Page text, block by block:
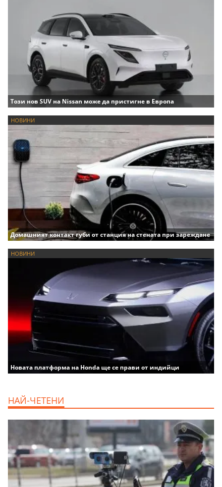
Този нов SUV на Nissan може да пристигне в Европа
НОВИНИ
Домашният контакт губи от станция на стената при зареждане
НОВИНИ
Новата платформа на Honda ще се прави от индийци
НАЙ-ЧЕТЕНИ